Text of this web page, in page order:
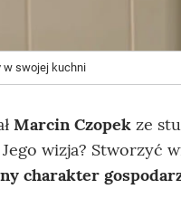
w swojej kuchni
Marcin Czopek ze
wizja? Stworzyć
charakter